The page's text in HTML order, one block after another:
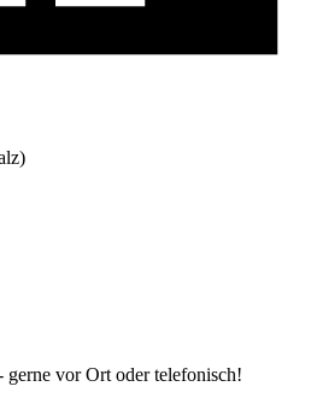
vor Ort oder telefonisch!